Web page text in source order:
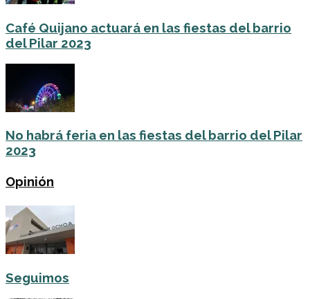
Café Quijano actuará en las fiestas del barrio
del Pilar 2023
No habrá feria en las fiestas del barrio del Pilar
2023
Opinión
Seguimos